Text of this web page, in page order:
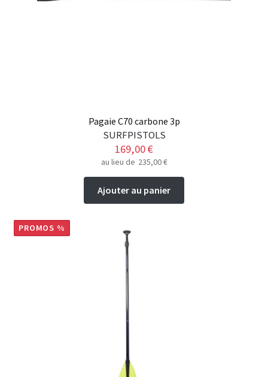
Pagaie C70 carbone 3p
SURFPISTOLS
169,00€
au lieu de 235,00€
Ajouter au panier
PROMOS %